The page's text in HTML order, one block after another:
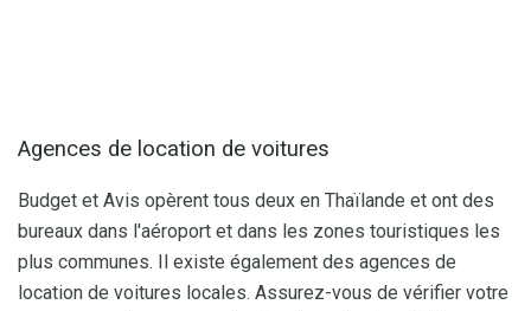
Agences de location de voitures
Budget et Avis opèrent tous deux en Thaïlande et ont des
bureaux dans l'aéroport et dans les zones touristiques les
plus communes. Il existe également des agences de
location de voitures locales. Assurez-vous de vérifier votre